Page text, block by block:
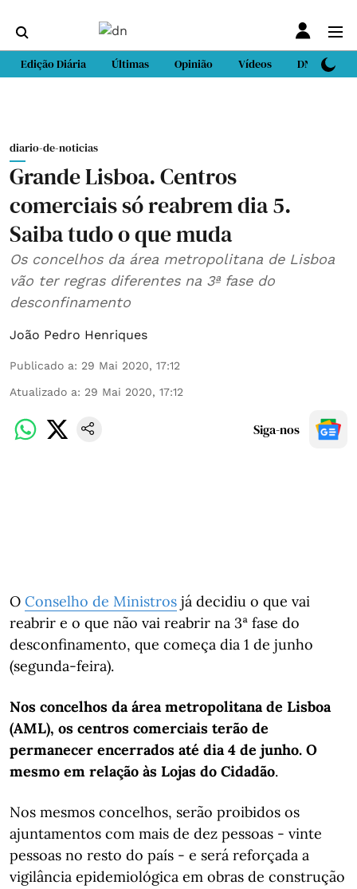
Edição Diária Últimas Opinião Vídeos DN Sport
diario-de-noticias
Grande Lisboa. Centros
comerciais só reabrem dia 5.
Saiba tudo o que muda
Os concelhos da área metropolitana de Lisboa
vão ter regras diferentes na 3ª fase do
desconfinamento
João Pedro Henriques
Publicado a: 29 Mai 2020, 17:12
Atualizado a: 29 Mai 2020, 17:12
Siga-nos
O Conselho de Ministros já decidiu o que vai
reabrir e o que não vai reabrir na 3ª fase do
desconfinamento, que começa dia 1 de junho
(segunda-feira).
Nos concelhos da área metropolitana de Lisboa
(AML), os centros comerciais terão de
permanecer encerrados até dia 4 de junho. O
mesmo em relação às Lojas do Cidadão.
Nos mesmos concelhos, serão proibidos os
ajuntamentos com mais de dez pessoas - vinte
pessoas no resto do país - e será reforçada a
vigilância epidemiológica em obras de construção